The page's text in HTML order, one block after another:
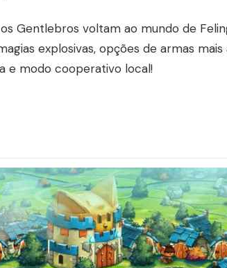
Gentlebros voltam ao mundo de
explosivas, opções de armas
e modo cooperativo local!